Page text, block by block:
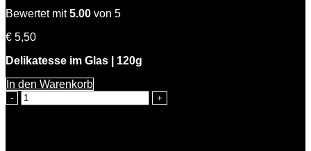
|
%
Menge
Bewertet mit5.00 von 5
€ 5,50
Delikatesse im Glas | 120g
In den Warenkorb
Zitronen
Dill